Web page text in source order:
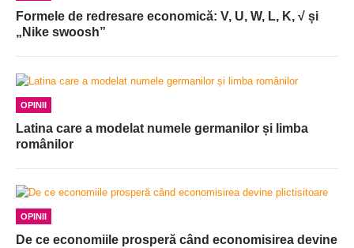
Formele de redresare economică: V, U, W, L, K, √ și
„Nike swoosh”
OPINII
Latina care a modelat numele germanilor și limba
românilor
OPINII
De ce economiile prosperă când economisirea devine